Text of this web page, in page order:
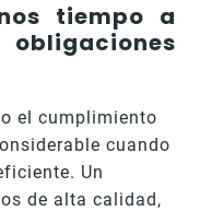
tiempo a
el cumplimiento
cuando
Un
de alta calidad,